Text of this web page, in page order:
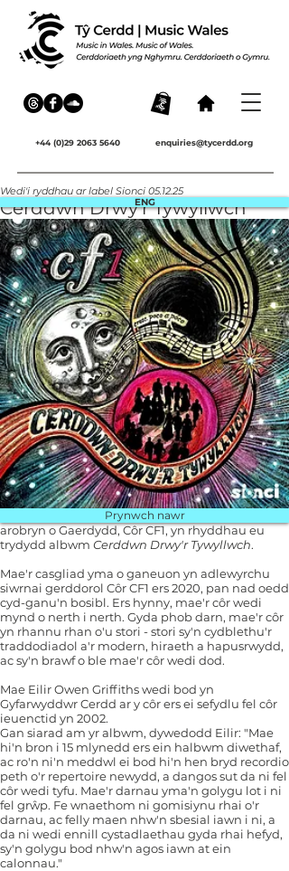
+44 (0)29 2063 5640 enquiries@tycerdd.org
Wedi'i ryddhau ar label Sionci 05.12.25
ENG
Cerddwn Drwy'r Tywyllwch
Prynwch nawr
​Mewn da bryd ar gyfer y Nadolig, mae'r côr
arobryn o Gaerdydd, Côr CF1, yn rhyddhau eu
trydydd albwm Cerddwn Drwy'r Tywyllwch.
Mae'r casgliad yma o ganeuon yn adlewyrchu
siwrnai gerddorol Côr CF1 ers 2020, pan nad oedd
cyd-ganu'n bosibl. Ers hynny, mae'r côr wedi
mynd o nerth i nerth. Gyda phob darn, mae'r côr
yn rhannu rhan o'u stori - stori sy'n cydblethu'r
traddodiadol a'r modern, hiraeth a hapusrwydd,
ac sy'n brawf o ble mae'r côr wedi dod.
Mae Eilir Owen Griffiths wedi bod yn
Gyfarwyddwr Cerdd ar y côr ers ei sefydlu fel côr
ieuenctid yn 2002.
Gan siarad am yr albwm, dywedodd Eilir: "Mae
hi'n bron i 15 mlynedd ers ein halbwm diwethaf,
ac ro'n ni'n meddwl ei bod hi'n hen bryd recordio
peth o'r repertoire newydd, a dangos sut da ni fel
côr wedi tyfu. Mae'r darnau yma'n golygu lot i ni
fel grŵp. Fe wnaethom ni gomisiynu rhai o'r
darnau, ac felly maen nhw'n sbesial iawn i ni, a
da ni wedi ennill cystadlaethau gyda rhai hefyd,
sy'n golygu bod nhw'n agos iawn at ein
calonnau."